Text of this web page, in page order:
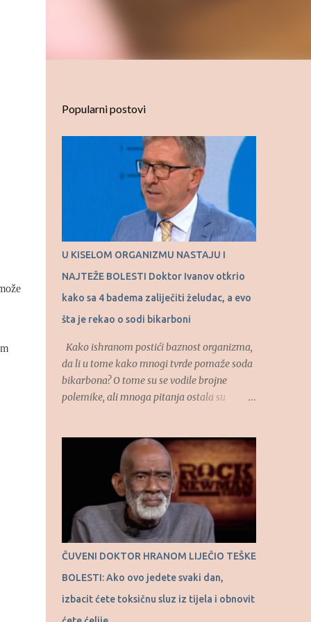
Popularni postovi
U KISELOM ORGANIZMU NASTAJU I
NAJTEŽE BOLESTI Doktor Ivanov otkrio
kako sa 4 badema zaliječiti želudac, a evo
šta je rekao o sodi bikarboni
Kako ishranom postići baznost organizma,
da li u tome kako mnogi tvrde pomaže soda
bikarbona? O tome su se vodile brojne
polemike, ali mnoga pitanja ostala su
prirodnom procesu govorio je u “RTS
Ordinaciju”, dao je dr Dragan Ivanov,
specijalista interne medicine. (Tekst se
nastavlja ispod) “Hajde da vas naučim kako
se jede čokolada. Uzme se čokolada za
kuvanje, crna čokolada, uzme se jedna
kockica i jedno tri minuta se ta kockica, kao
bombona, rastapa u ustima. Onda uzmemo
drugu polovinu kockice i opet tako sisamo.
Osećaj za slatko nalazi se u ustima, ne u
želucu. I što se duže te male količine
ČUVENI DOKTOR HRANOM LIJEČIO TEŠKE
BOLESTI: Ako ovo jedete svaki dan,
izbacit ćete toksičnu sluz iz tijela i obnovit